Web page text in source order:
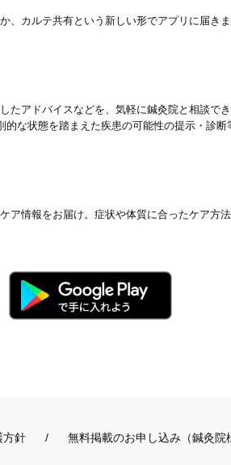
、カルテ共有という新しい形でアプリに届き
たアドバイスなどを、気軽に鍼灸院と相談でき
的な状態を踏まえた疾患の可能性の提示・診
ア情報をお届け。症状や体質に合ったケア方法
方針 無料掲載のお申し込み（鍼灸院